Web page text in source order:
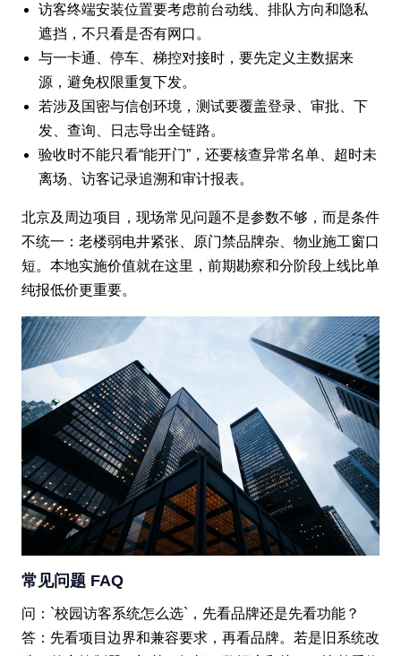
访客终端安装位置要考虑前台动线、排队方向和隐私
遮挡，不只看是否有网口。
与一卡通、停车、梯控对接时，要先定义主数据来
源，避免权限重复下发。
若涉及国密与信创环境，测试要覆盖登录、审批、下
发、查询、日志导出全链路。
验收时不能只看“能开门”，还要核查异常名单、超时未
离场、访客记录追溯和审计报表。
北京及周边项目，现场常见问题不是参数不够，而是条件
不统一：老楼弱电井紧张、原门禁品牌杂、物业施工窗口
短。本地实施价值就在这里，前期勘察和分阶段上线比单
纯报低价更重要。
常见问题 FAQ
问：`校园访客系统怎么选`，先看品牌还是先看功能？
答：先看项目边界和兼容要求，再看品牌。若是旧系统改